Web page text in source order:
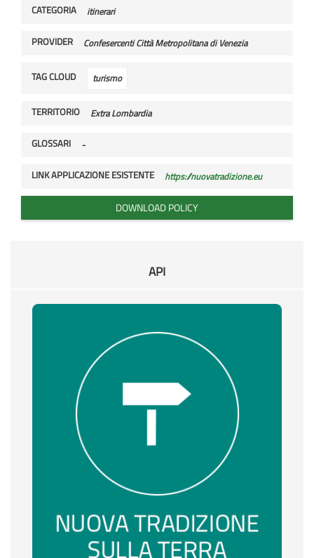
CATEGORIA itinerari
PROVIDER Confesercenti Città Metropolitana di Venezia
TAG CLOUD turismo
TERRITORIO Extra Lombardia
GLOSSARI -
LINK APPLICAZIONE ESISTENTE https://nuovatradizione.eu
DOWNLOAD POLICY
API